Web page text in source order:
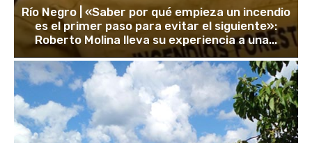
Río Negro | «Saber por qué empieza un incendio
es el primer paso para evitar el siguiente»:
Roberto Molina lleva su experiencia a una...